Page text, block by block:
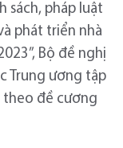
sách, pháp luật
phát triển nhà
Bộ đề nghị
Trung ương tập
theo đề cương